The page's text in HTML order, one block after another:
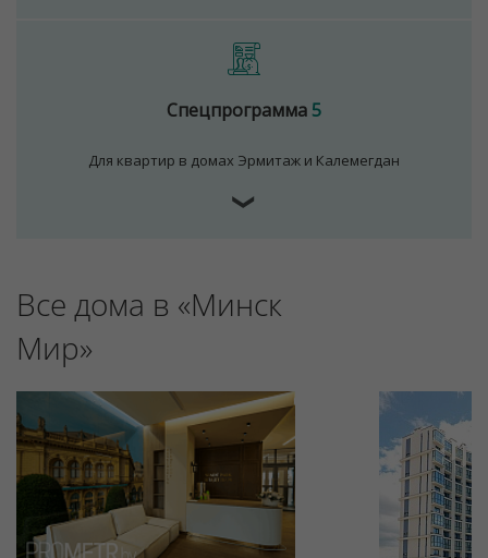
Спецпрограмма5
Для квартир в домах Эрмитаж и Калемегдан
❯
Все дома в «Минск
Мир»